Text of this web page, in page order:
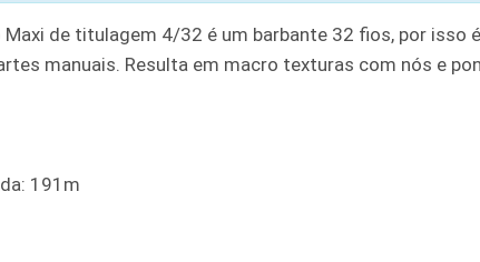
Maxi de titulagem 4/32 é um barbante 32 fios, por isso
manuais. Resulta em macro texturas com nós e
191m